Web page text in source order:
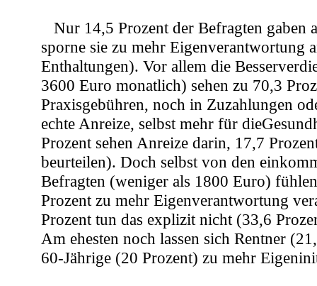
Nur 14,5 Prozent der Befragten gaben
sporne sie zu mehr Eigenverantwortung
Enthaltungen). Vor allem die
3600 Euro monatlich) sehen zu 70,3
Praxisgebühren, noch in Zuzahlungen
echte Anreize, selbst mehr für
Prozent sehen Anreize darin, 17,7
beurteilen). Doch selbst von den
Befragten (weniger als 1800 Euro)
Prozent zu mehr Eigenverantwortung
Prozent tun das explizit nicht (33,6
Am ehesten noch lassen sich Rentner
60-Jährige (20 Prozent) zu mehr